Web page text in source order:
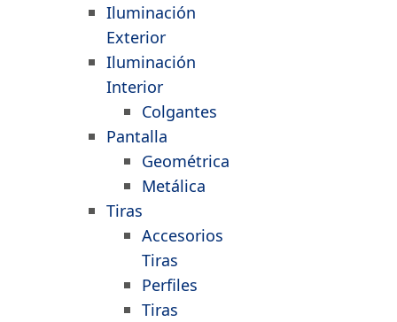
Iluminación
Exterior
Iluminación
Interior
Colgantes
Pantalla
Geométrica
Metálica
Tiras
Accesorios
Tiras
Perfiles
Tiras